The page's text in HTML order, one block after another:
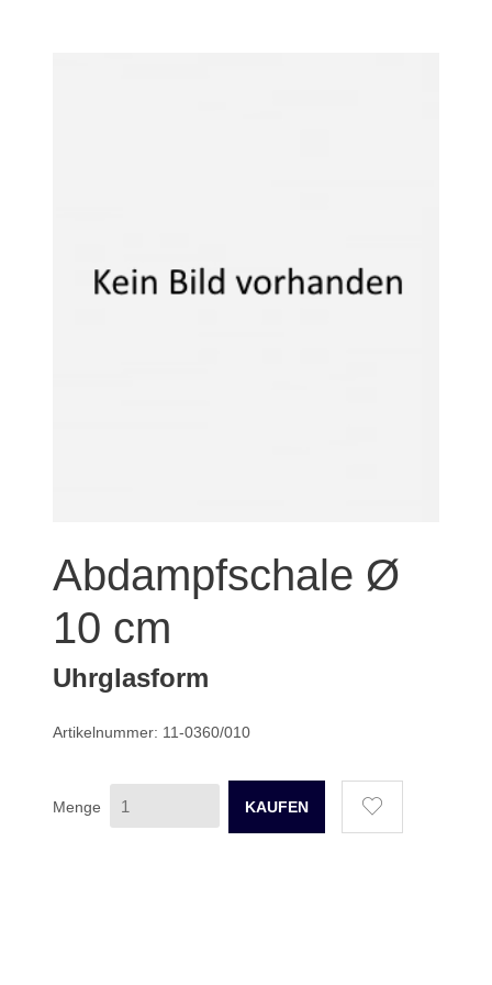
Abdampfschale Ø
10 cm
Uhrglasform
Artikelnummer: 11-0360/010
Menge